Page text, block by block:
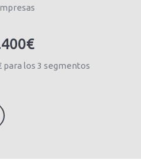
para los 3 segmentos